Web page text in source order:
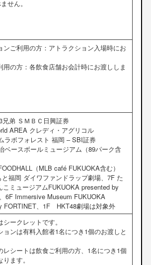
せん。
ンご利用の方：アトラクション入場時にお
用の方：各飲食店舗お会計時にお渡ししま
弟 ＳＭＢＣ日興証券
AREA クレディ・アグリコル
ラボフォレスト 福岡 – SBI証券
ベースボールミュージアム（89パーク含
（MLB café FUKUOKA含む）
福岡 ダイワファンドラップ劇場、7F た
こミュージアムFUKUOKA presented by
6F Immersive Museum FUKUOKA
FORTINET、1F HKT48劇場は対象外
シークレットです。
ョンは有料入館者1名につき1個のお渡しと
レシートは飲食ご利用の方、1名につき1個
ます。